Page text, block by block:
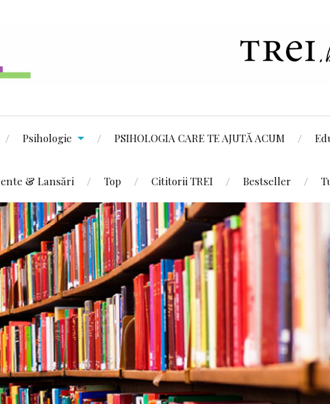
Psihologie PSIHOLOGIA CARE TE AJUTĂ ACUM
& Lansări Top Cititorii TREI Bestseller